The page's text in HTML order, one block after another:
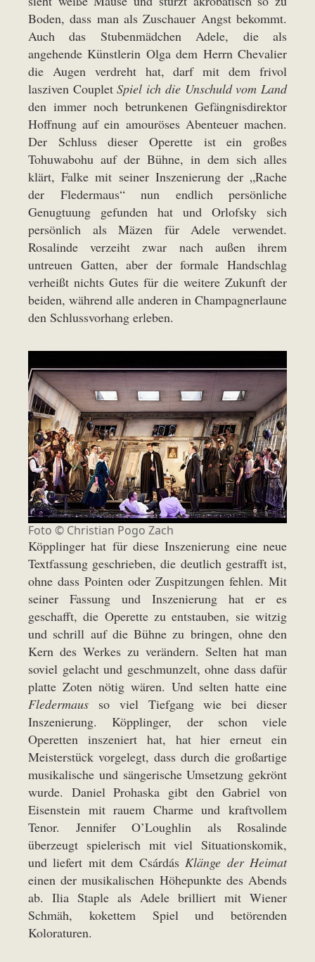
Boden, dass man als Zuschauer Angst bekommt.
Auch das Stubenmädchen Adele, die als
angehende Künstlerin Olga dem Herrn Chevalier
die Augen verdreht hat, darf mit dem frivol
lasziven CoupletSpiel ich die Unschuld vom Land
den immer noch betrunkenen Gefängnisdirektor
Hoffnung auf ein amouröses Abenteuer machen.
Der Schluss dieser Operette ist ein großes
Tohuwabohu auf der Bühne, in dem sich alles
klärt, Falke mit seiner Inszenierung der „Rache
der Fledermaus“ nun endlich persönliche
Genugtuung gefunden hat und Orlofsky sich
persönlich als Mäzen für Adele verwendet.
Rosalinde verzeiht zwar nach außen ihrem
untreuen Gatten, aber der formale Handschlag
verheißt nichts Gutes für die weitere Zukunft der
beiden, während alle anderen in Champagnerlaune
den Schlussvorhang erleben.
Foto © Christian Pogo Zach
Köpplinger hat für diese Inszenierung eine neue
Textfassung geschrieben, die deutlich gestrafft ist,
ohne dass Pointen oder Zuspitzungen fehlen. Mit
seiner Fassung und Inszenierung hat er es
geschafft, die Operette zu entstauben, sie witzig
und schrill auf die Bühne zu bringen, ohne den
Kern des Werkes zu verändern. Selten hat man
soviel gelacht und geschmunzelt, ohne dass dafür
platte Zoten nötig wären. Und selten hatte eine
Fledermaus so viel Tiefgang wie bei dieser
Inszenierung. Köpplinger, der schon viele
Operetten inszeniert hat, hat hier erneut ein
Meisterstück vorgelegt, dass durch die großartige
musikalische und sängerische Umsetzung gekrönt
wurde. Daniel Prohaska gibt den Gabriel von
Eisenstein mit rauem Charme und kraftvollem
Tenor. Jennifer O’Loughlin als Rosalinde
überzeugt spielerisch mit viel Situationskomik,
und liefert mit dem CsárdásKlänge der Heimat
einen der musikalischen Höhepunkte des Abends
ab. Ilia Staple als Adele brilliert mit Wiener
Schmäh, kokettem Spiel und betörenden
Koloraturen.